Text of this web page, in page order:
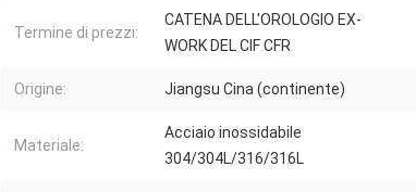
Termine di prezzi:
CATENA DELL'OROLOGIO EX-
WORK DEL CIF CFR
Origine: Jiangsu Cina (continente)
Materiale:
Acciaio inossidabile
304/304L/316/316L